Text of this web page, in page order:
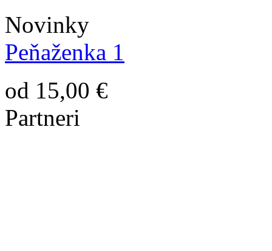
Novinky
Peňaženka 1
od 15,00 €
Partneri